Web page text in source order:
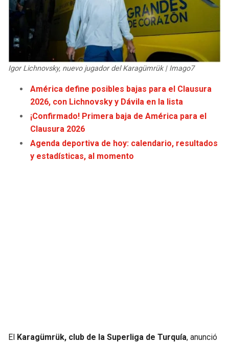
Igor Lichnovsky, nuevo jugador del Karagümrük | Imago7
América define posibles bajas para el Clausura
2026, con Lichnovsky y Dávila en la lista
¡Confirmado! Primera baja de América para el
Clausura 2026
Agenda deportiva de hoy: calendario, resultados
y estadísticas, al momento
El Karagümrük, club de la Superliga de Turquía, anunció